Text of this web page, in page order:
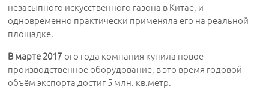
незасыпного искусственного газона в Китае, и
одновременно практически применяла его на реальной
площадке.
В марте 2017-ого года компания купила новое
производственное оборудование, в это время годовой
объём экспорта достиг 5 млн. кв.метр.